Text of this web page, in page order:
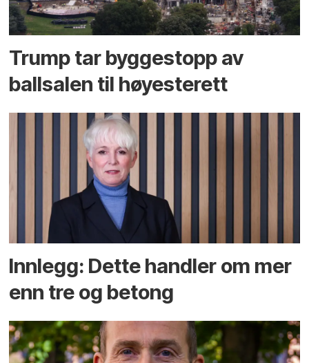
Trump tar byggestopp av
ballsalen til høyesterett
Innlegg: Dette handler om mer
enn tre og betong